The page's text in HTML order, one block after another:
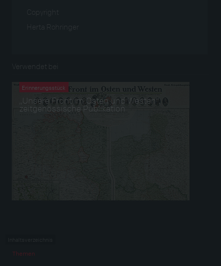
Copyright
Herta Rohringer
Verwendet bei
Erinnerungsstück
„Unsere Front im Osten und Westen“,
zeitgenössische Publikation
Themen